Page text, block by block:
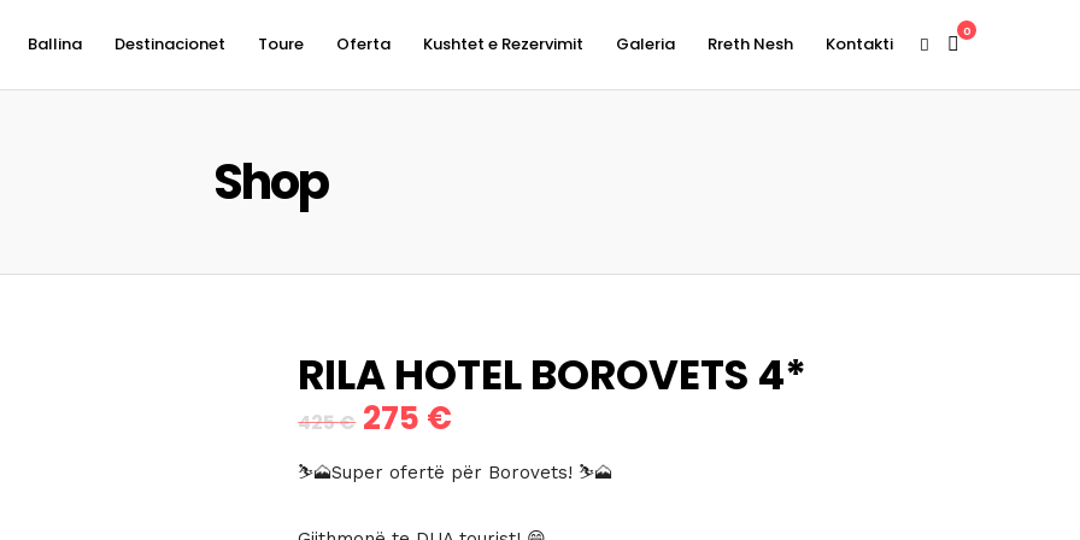
Ballina Destinacionet Toure Oferta Kushtet e Rezervimit Galeria Rreth Nesh Kontakti
0
Shop
RILA HOTEL BOROVETS 4*
425€ Çmimi
origjinal
275 €
⛷🗻Super ofertë për Borovets! ⛷🗻